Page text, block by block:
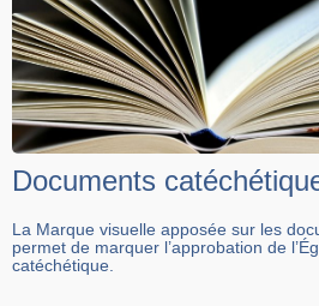
Documents
La Marque visuelle apposée sur les
permet de marquer l’approbation de
catéchétique.